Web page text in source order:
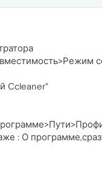
Ccleaner"
: О